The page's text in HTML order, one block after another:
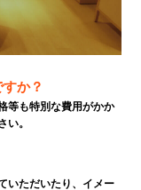
か？
等も特別な費用がかか
い。
いただいたり、イメー